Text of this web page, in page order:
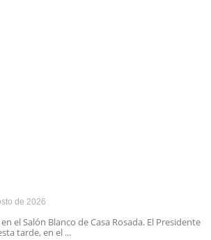
de 2026
el Salón Blanco de Casa Rosada. El Presidente
tarde, en el ...